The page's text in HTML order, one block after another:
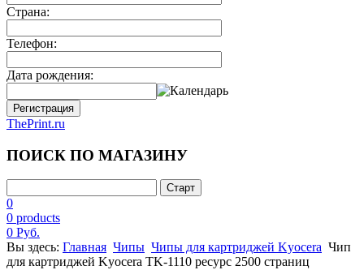
Страна:
Телефон:
Дата рождения:
Регистрация
ThePrint.ru
ПОИСК ПО МАГАЗИНУ
0
0 products
0 Руб.
Вы здесь: Главная Чипы Чипы для картриджей Kyocera Чип
для картриджей Kyocera TK-1110 ресурс 2500 страниц